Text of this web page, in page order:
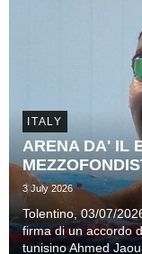
ITALY
ARENA DA' IL
3 July 2026
Tolentino, 03/07/
firma di un accordo
tunisino Ahmed